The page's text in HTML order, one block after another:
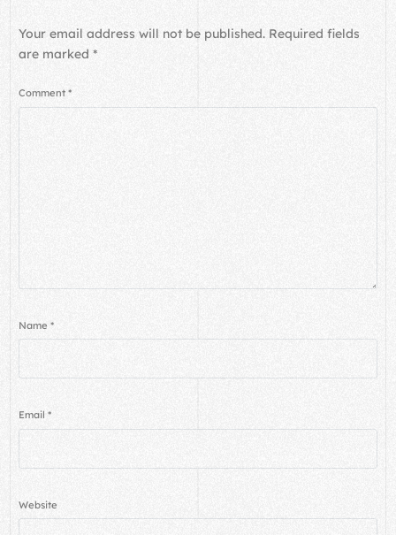
Your email address will not be published. Required fields
are marked*
Comment*
Name*
Email*
Website